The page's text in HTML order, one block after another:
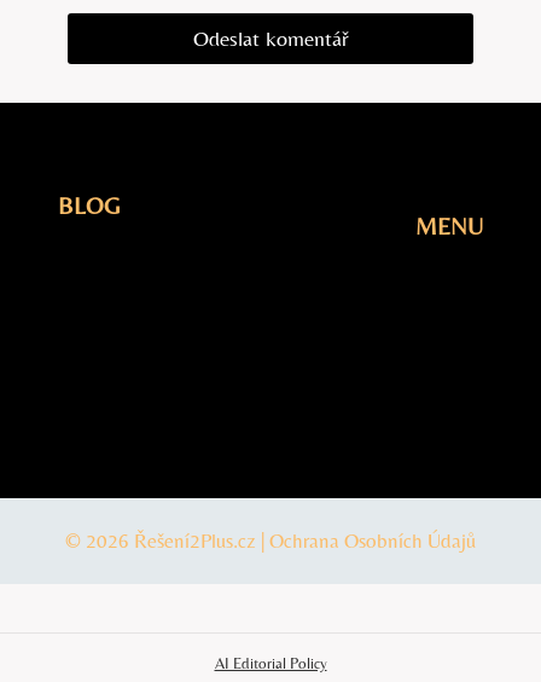
BLOG
MENU
© 2026 Řešení2Plus.cz | Ochrana Osobních Údajů
AI Editorial Policy